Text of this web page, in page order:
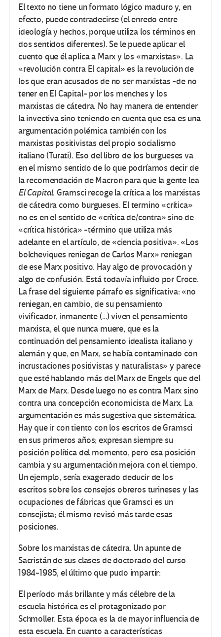
El texto no tiene un formato lógico maduro y, en
efecto, puede contradecirse (el enredo entre
ideología y hechos, porque utiliza los términos en
dos sentidos diferentes). Se le puede aplicar el
cuento que él aplica a Marx y los «marxistas». La
«revolución contra El capital» es la revolución de
los que eran acusados de no ser marxistas -de no
tener en El Capital- por los menches y los
marxistas de cátedra. No hay manera de entender
la invectiva sino teniendo en cuenta que esa es una
argumentación polémica también con los
marxistas positivistas del propio socialismo
italiano (Turati). Eso del libro de los burgueses va
en el mismo sentido de lo que podríamos decir de
la recomendación de Macron para que la gente lea
El Capital. Gramsci recoge la crítica a los marxistas
de cátedra como burgueses. El termino «crítica»
no es en el sentido de «crítica de/contra» sino de
«crítica histórica» -término que utiliza más
adelante en el artículo, de «ciencia positiva». «Los
bolcheviques reniegan de Carlos Marx» reniegan
de ese Marx positivo. Hay algo de provocación y
algo de confusión. Está todavía influido por Croce.
La frase del siguiente párrafo es significativa: «no
reniegan, en cambio, de su pensamiento
vivificador, inmanente (…) viven el pensamiento
marxista, el que nunca muere, que es la
continuación del pensamiento idealista italiano y
alemán y que, en Marx, se había contaminado con
incrustaciones positivistas y naturalistas» y parece
que esté hablando más del Marx de Engels que del
Marx de Marx. Desde luego no es contra Marx sino
contra una concepción economicista de Marx. La
argumentación es más sugestiva que sistemática.
Hay que ir con tiento con los escritos de Gramsci
en sus primeros años; expresan siempre su
posición política del momento, pero esa posición
cambia y su argumentación mejora con el tiempo.
Un ejemplo, sería exagerado deducir de los
escritos sobre los consejos obreros turineses y las
ocupaciones de fábricas que Gramsci es un
consejista; él mismo revisó más tarde esas
posiciones.
Sobre los marxistas de cátedra. Un apunte de
Sacristán de sus clases de doctorado del curso
1984-1985, el último que pudo impartir:
El período más brillante y más célebre de la
escuela histórica es el protagonizado por
Schmoller. Esta época es la de mayor influencia de
esta escuela. En cuanto a características